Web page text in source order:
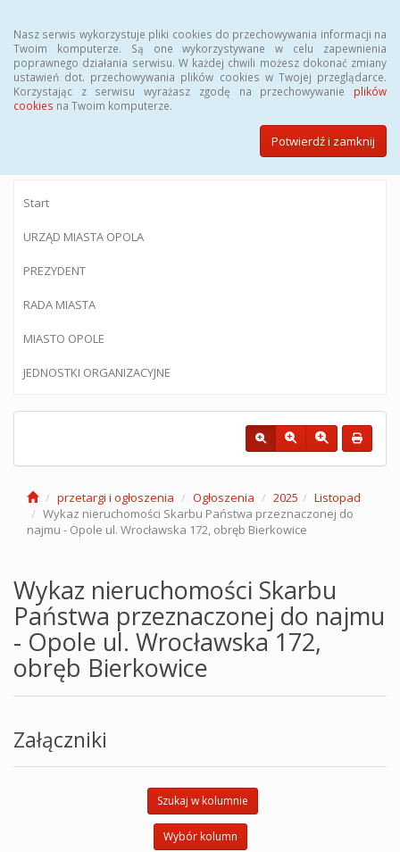
Nasz serwis wykorzystuje pliki cookies do przechowywania informacji na
Twoim komputerze. Są one wykorzystywane w celu zapewnienia
poprawnego działania serwisu. W każdej chwili możesz dokonać zmiany
ustawień dot. przechowywania plików cookies w Twojej przeglądarce.
Korzystając z serwisu wyrażasz zgodę na przechowywanie plików
cookies na Twoim komputerze.
Potwierdź i zamknij
BIULETYN INFORMACJI PUBLICZNEJ
Urzędu Miasta Opola
Start
URZĄD MIASTA OPOLA
PREZYDENT
RADA MIASTA
MIASTO OPOLE
JEDNOSTKI ORGANIZACYJNE
przetargi i ogłoszenia Ogłoszenia 2025
Listopad
Wykaz nieruchomości Skarbu Państwa przeznaczonej do
najmu - Opole ul. Wrocławska 172, obręb Bierkowice
Wykaz nieruchomości Skarbu
Państwa przeznaczonej do najmu
- Opole ul. Wrocławska 172,
obręb Bierkowice
Załączniki
Szukaj w kolumnie
Wybór kolumn